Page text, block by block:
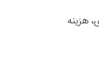
هزینه